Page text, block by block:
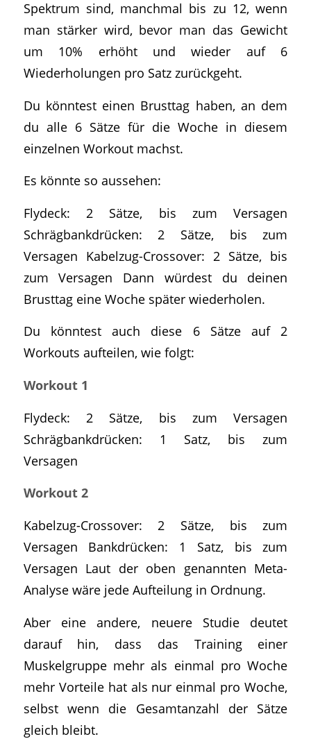
Spektrum sind, manchmal bis zu 12, wenn
man stärker wird, bevor man das Gewicht
um 10% erhöht und wieder auf 6
Wiederholungen pro Satz zurückgeht.
Du könntest einen Brusttag haben, an dem
du alle 6 Sätze für die Woche in diesem
einzelnen Workout machst.
Es könnte so aussehen:
Flydeck: 2 Sätze, bis zum Versagen
Schrägbankdrücken: 2 Sätze, bis zum
Versagen Kabelzug-Crossover: 2 Sätze, bis
zum Versagen Dann würdest du deinen
Brusttag eine Woche später wiederholen.
Du könntest auch diese 6 Sätze auf 2
Workouts aufteilen, wie folgt:
Workout 1
Flydeck: 2 Sätze, bis zum Versagen
Schrägbankdrücken: 1 Satz, bis zum
Versagen
Workout 2
Kabelzug-Crossover: 2 Sätze, bis zum
Versagen Bankdrücken: 1 Satz, bis zum
Versagen Laut der oben genannten Meta-
Analyse wäre jede Aufteilung in Ordnung.
Aber eine andere, neuere Studie deutet
darauf hin, dass das Training einer
Muskelgruppe mehr als einmal pro Woche
mehr Vorteile hat als nur einmal pro Woche,
selbst wenn die Gesamtanzahl der Sätze
gleich bleibt.